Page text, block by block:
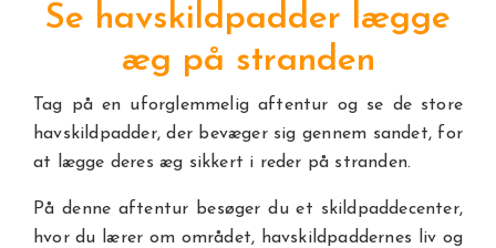
Se havskildpadder lægge
æg på stranden
Tag på en uforglemmelig aftentur og se de store
havskildpadder, der bevæger sig gennem sandet, for
at lægge deres æg sikkert i reder på stranden.
På denne aftentur besøger du et skildpaddecenter,
hvor du lærer om området, havskildpaddernes liv og